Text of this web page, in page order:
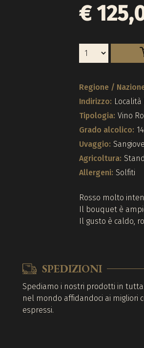
€
Regione /
Indirizzo: Località
Tipologia: Vino
Grado alcolico:
Uvaggio:
Agricoltura:
Allergeni: Solfiti
Rosso molto
Il bouquet è
Il gusto è caldo,
SPEDIZIONI
Spediamo i nostri prodotti in
nel mondo affidandoci ai migliori
espressi.